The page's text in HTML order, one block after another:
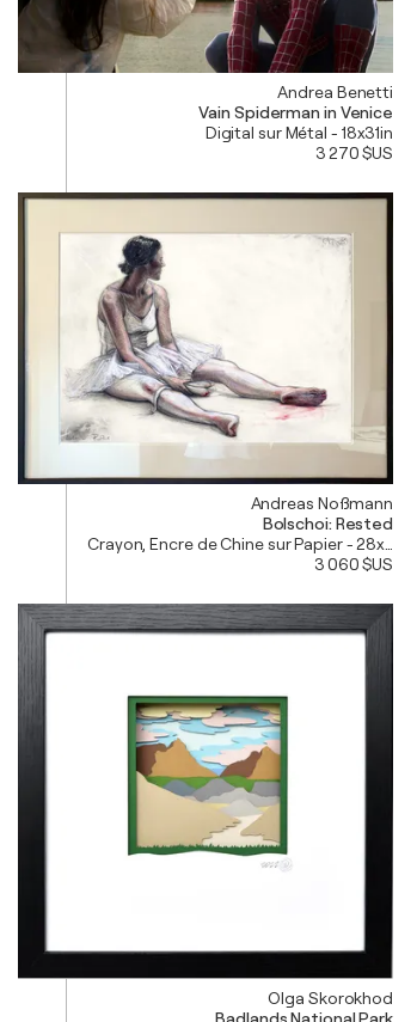
Andrea Benetti
Vain Spiderman in Venice
Digital sur Métal - 18x31in
3 270 $US
Andreas Noßmann
Bolschoi: Rested
Crayon, Encre de Chine sur Papier - 28x35in
3 060 $US
Olga Skorokhod